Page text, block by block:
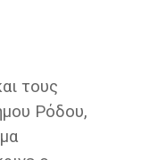
τους
Ρόδου,